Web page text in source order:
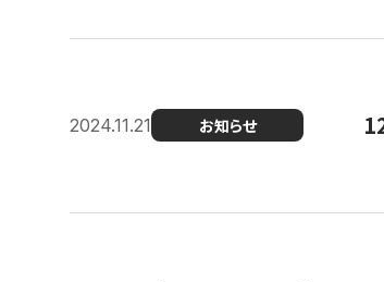
2024.11.21 お知らせ